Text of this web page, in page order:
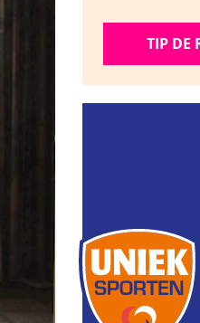
TIP DE